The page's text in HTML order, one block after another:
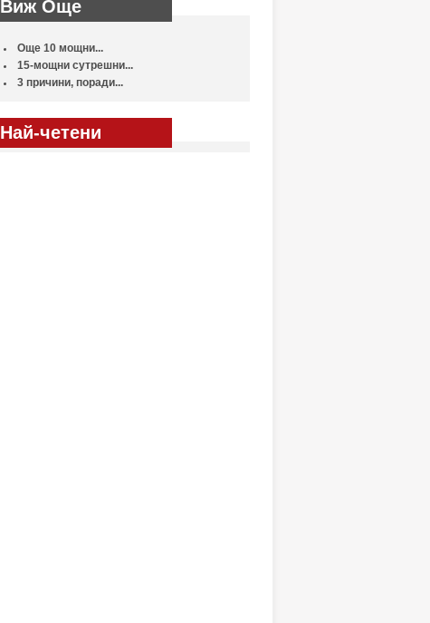
Виж Още
Още 10 мощни...
15-мощни сутрешни...
3 причини, поради...
Най-четени